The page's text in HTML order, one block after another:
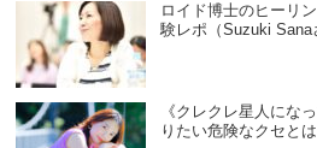
ロイド博士のヒーリ
験レポ（Suzuki Sana
《クレクレ星人にな
りたい危険なクセと